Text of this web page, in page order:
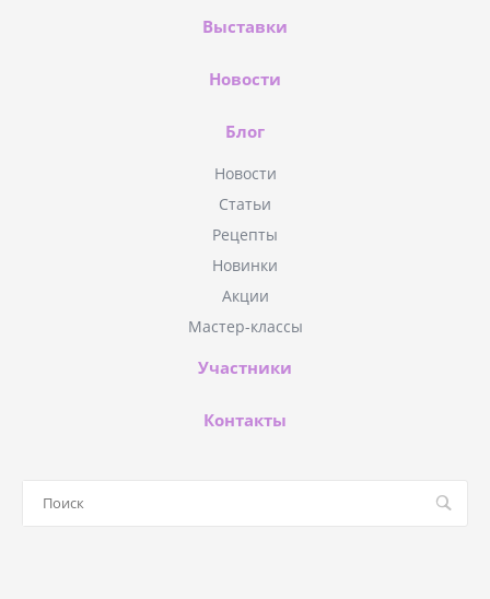
Выставки
Новости
Блог
Новости
Статьи
Рецепты
Новинки
Акции
Мастер-классы
Участники
Контакты